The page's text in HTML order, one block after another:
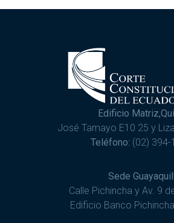
Edificio
José Tamayo E10 25 y
Teléfono: (02) 394-
Sede Guayaquil:
Calle Pichincha y Av. 9
Edificio Banco